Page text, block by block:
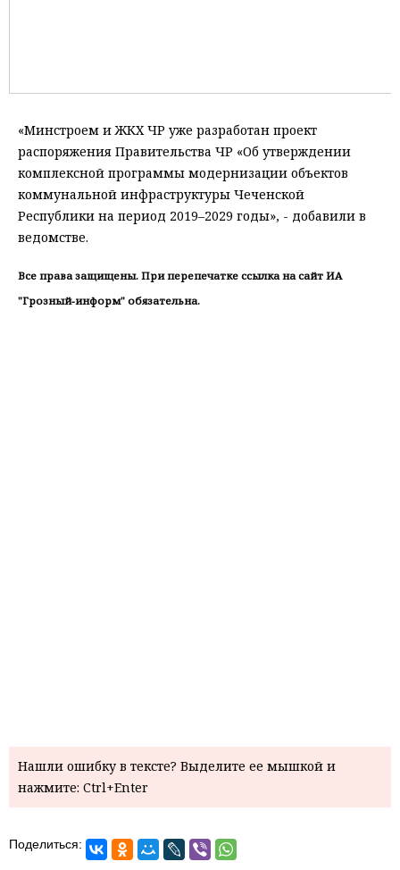
«Минстроем и ЖКХ ЧР уже разработан проект
распоряжения Правительства ЧР «Об утверждении
комплексной программы модернизации объектов
коммунальной инфраструктуры Чеченской
Республики на период 2019–2029 годы», - добавили в
ведомстве.
Все права защищены. При перепечатке ссылка на сайт ИА
"Грозный-информ" обязательна.
Нашли ошибку в тексте? Выделите ее мышкой и
нажмите: Ctrl+Enter
Поделиться: